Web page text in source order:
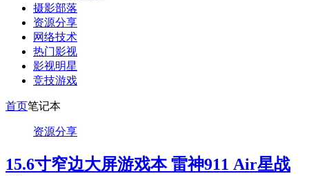
摄影部落
资源分享
网络技术
热门影视
影视明星
竞技游戏
首页笔记本
资源分享
15.6寸窄边大屏游戏本 雷神911 Air星战